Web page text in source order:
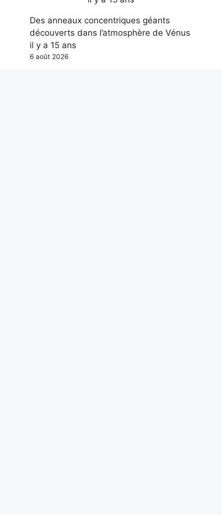
Des anneaux concentriques géants
découverts dans l’atmosphère de Vénus
il y a 15 ans
6 août 2026